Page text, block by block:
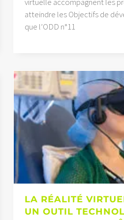
atteindre les Objectifs de
que l’ODD n°11
LA RÉALITÉ
UN OUTIL